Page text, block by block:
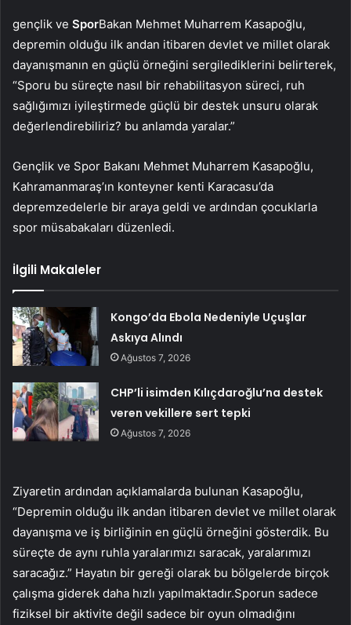
gençlik ve SporBakan Mehmet Muharrem Kasapoğlu,
depremin olduğu ilk andan itibaren devlet ve millet olarak
dayanışmanın en güçlü örneğini sergilediklerini belirterek,
“Sporu bu süreçte nasıl bir rehabilitasyon süreci, ruh
sağlığımızı iyileştirmede güçlü bir destek unsuru olarak
değerlendirebiliriz? bu anlamda yaralar.”
Gençlik ve Spor Bakanı Mehmet Muharrem Kasapoğlu,
Kahramanmaraş’ın konteyner kenti Karacasu’da
depremzedelerle bir araya geldi ve ardından çocuklarla
spor müsabakaları düzenledi.
İlgili Makaleler
Kongo’da Ebola Nedeniyle Uçuşlar
Askıya Alındı
Ağustos 7, 2026
CHP’li isimden Kılıçdaroğlu’na destek
veren vekillere sert tepki
Ağustos 7, 2026
Ziyaretin ardından açıklamalarda bulunan Kasapoğlu,
“Depremin olduğu ilk andan itibaren devlet ve millet olarak
dayanışma ve iş birliğinin en güçlü örneğini gösterdik. Bu
süreçte de aynı ruhla yaralarımızı saracak, yaralarımızı
saracağız.” Hayatın bir gereği olarak bu bölgelerde birçok
çalışma giderek daha hızlı yapılmaktadır.Sporun sadece
fiziksel bir aktivite değil sadece bir oyun olmadığını